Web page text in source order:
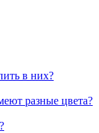
в них?
разные цвета?